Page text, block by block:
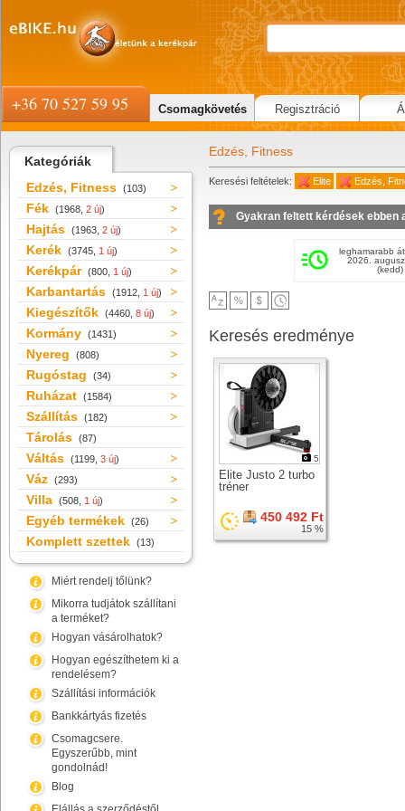
Kategóriák
Edzés, Fitness (103)
Fék (1968, 2 új)
Hajtás (1963, 2 új)
Kerék (3745, 1 új)
Kerékpár (800, 1 új)
Karbantartás (1912, 1 új)
Kiegészítők (4460, 8 új)
Kormány (1431)
Nyereg (808)
Rugóstag (34)
Ruházat (1584)
Szállítás (182)
Tárolás (87)
Váltás (1199, 3 új)
Váz (293)
Villa (508, 1 új)
Egyéb termékek (26)
Komplett szettek (13)
Miért rendelj tőlünk?
Mikorra tudjátok szállítani
a terméket?
Hogyan vásárolhatok?
Hogyan egészíthetem ki a
rendelésem?
Szállítási információk
Bankkártyás fizetés
Csomagcsere.
Egyszerűbb, mint
gondolnád!
Blog
Edzés, Fitness
Keresési feltételek: Elite Edzés,
Gyakran feltett kérdések ebben
leghamarabb
2026.
(kedd)
Keresés eredménye
5
Elite Justo 2 turbo
tréner
450 492 Ft
15 %
+36 70 527 59 95 Csomagkövetés Regisztráció